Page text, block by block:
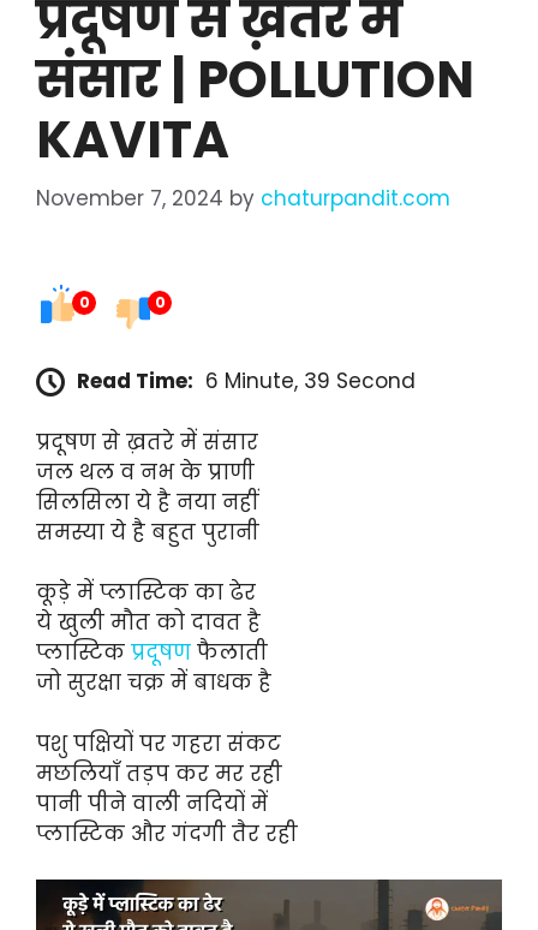
प्रदूषण से ख़तरे में
संसार | POLLUTION
KAVITA
November 7, 2024 by chaturpandit.com
0 0
Read Time: 6 Minute, 39 Second
प्रदूषण से ख़तरे में संसार
जल थल व नभ के प्राणी
सिलसिला ये है नया नहीं
समस्या ये है बहुत पुरानी
कूड़े में प्लास्टिक का ढेर
ये खुली मौत को दावत है
प्लास्टिक प्रदूषण फैलाती
जो सुरक्षा चक्र में बाधक है
पशु पक्षियों पर गहरा संकट
मछलियाँ तड़प कर मर रही
पानी पीने वाली नदियों में
प्लास्टिक और गंदगी तैर रही